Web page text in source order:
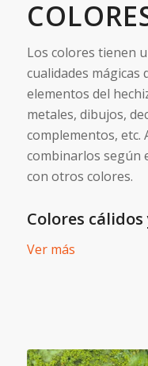
Los colores tienen
cualidades mágicas
elementos del
metales, dibujos,
complementos, etc.
combinarlos según
con otros colores.
Colores
Ver más